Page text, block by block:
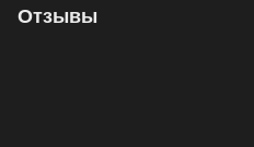
Отзывы